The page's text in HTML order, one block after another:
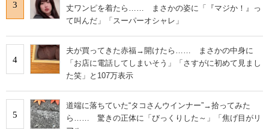
3
丈ワンピを着たら…… まさかの姿に「『マジか！』っ
て叫んだ」「スーパーオシャレ」
4
夫が買ってきた赤福→開けたら…… まさかの中身に
「お店に電話してしまいそう」「さすがに初めて見まし
た笑」と107万表示
5
道端に落ちていた“タコさんウインナー”→拾ってみた
ら…… 驚きの正体に「びっくりした～」「焦げ目がリ